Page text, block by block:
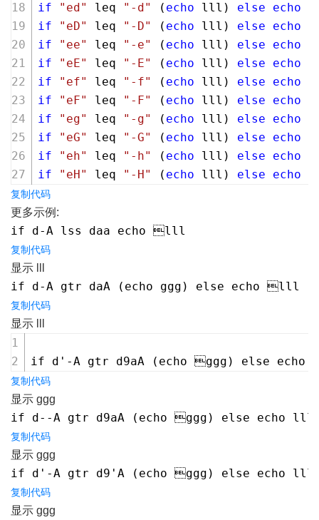
if
"ed" leq "-d" ( echo lll) else echo
if
"eD" leq "-D" ( echo lll) else echo
if
"ee" leq "-e" ( echo lll) else echo
if
"eE" leq "-E" ( echo lll) else echo
if
"ef" leq "-f" ( echo lll) else echo
if
"eF" leq "-F" ( echo lll) else echo
if
"eg" leq "-g" ( echo lll) else echo
if
"eG" leq "-G" ( echo lll) else echo
if
"eh" leq "-h" ( echo lll) else echo
if
"eH" leq "-H" ( echo lll) else echo
复制代码
更多示例:
if d-A lss daa echo lll
复制代码
显示 lll
if d-A gtr daA (echo ggg) else echo lll
复制代码
显示 lll
if d'-A gtr d9aA (echo ggg) else
复制代码
显示 ggg
if d--A gtr d9aA (echo ggg) else echo lll
复制代码
显示 ggg
if d'-A gtr d9'A (echo ggg) else echo lll
复制代码
显示 ggg